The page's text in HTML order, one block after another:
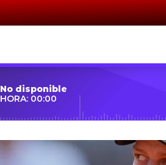
No disponible
HORA: 00:00